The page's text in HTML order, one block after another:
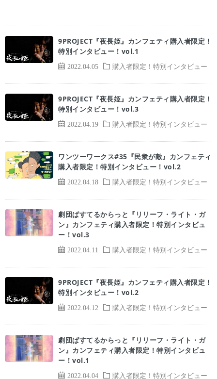
2022.04.05 購入者限定！特別インタビュー
9PROJECT『夜長姫』カンフェティ購入者限定！
特別インタビュー！vol.1
2022.04.19 購入者限定！特別インタビュー
9PROJECT『夜長姫』カンフェティ購入者限定！
特別インタビュー！vol.3
2022.04.18 購入者限定！特別インタビュー
ワンツーワークス#35『民衆が敵』カンフェティ
購入者限定！特別インタビュー！vol.2
2022.04.11 購入者限定！特別インタビュー
劇団ぱすてるからっと『リリーフ・ライト・ガ
ン』カンフェティ購入者限定！特別インタビュ
ー！vol.3
2022.04.12 購入者限定！特別インタビュー
9PROJECT『夜長姫』カンフェティ購入者限定！
特別インタビュー！vol.2
2022.04.04 購入者限定！特別インタビュー
劇団ぱすてるからっと『リリーフ・ライト・ガ
ン』カンフェティ購入者限定！特別インタビュ
ー！vol.1